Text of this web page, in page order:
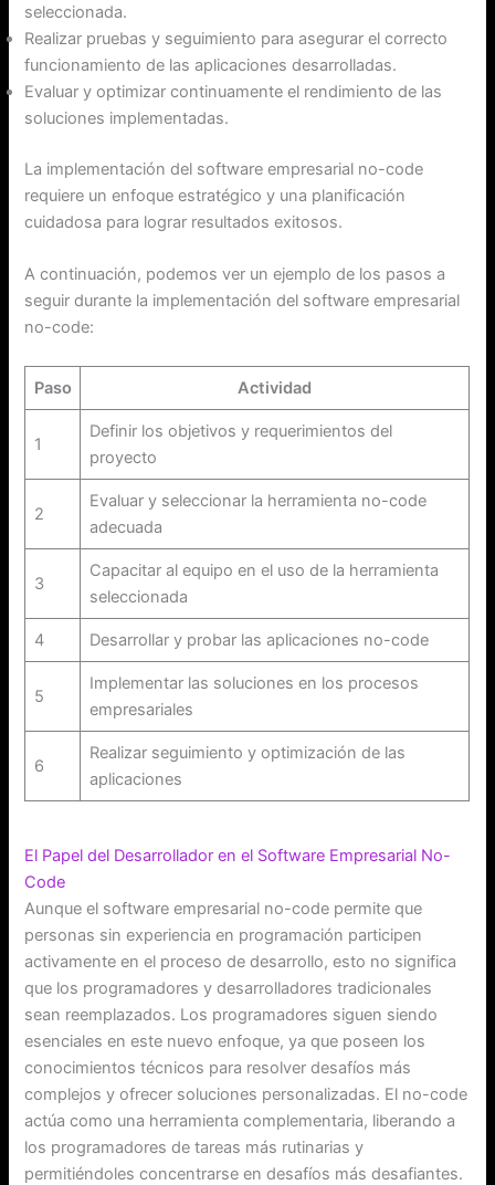
seleccionada.
Realizar pruebas y seguimiento para asegurar el correcto
funcionamiento de las aplicaciones desarrolladas.
Evaluar y optimizar continuamente el rendimiento de las
soluciones implementadas.
La implementación del software empresarial no-code
requiere un enfoque estratégico y una planificación
cuidadosa para lograr resultados exitosos.
A continuación, podemos ver un ejemplo de los pasos a
seguir durante la implementación del software empresarial
no-code:
Paso Actividad
1
Definir los objetivos y requerimientos del
proyecto
2
Evaluar y seleccionar la herramienta no-code
adecuada
3
Capacitar al equipo en el uso de la herramienta
seleccionada
4 Desarrollar y probar las aplicaciones no-code
5
Implementar las soluciones en los procesos
empresariales
6
Realizar seguimiento y optimización de las
aplicaciones
El Papel del Desarrollador en el Software Empresarial No-
Code
Aunque el software empresarial no-code permite que
personas sin experiencia en programación participen
activamente en el proceso de desarrollo, esto no significa
que los programadores y desarrolladores tradicionales
sean reemplazados. Los programadores siguen siendo
esenciales en este nuevo enfoque, ya que poseen los
conocimientos técnicos para resolver desafíos más
complejos y ofrecer soluciones personalizadas. El no-code
actúa como una herramienta complementaria, liberando a
los programadores de tareas más rutinarias y
permitiéndoles concentrarse en desafíos más desafiantes.